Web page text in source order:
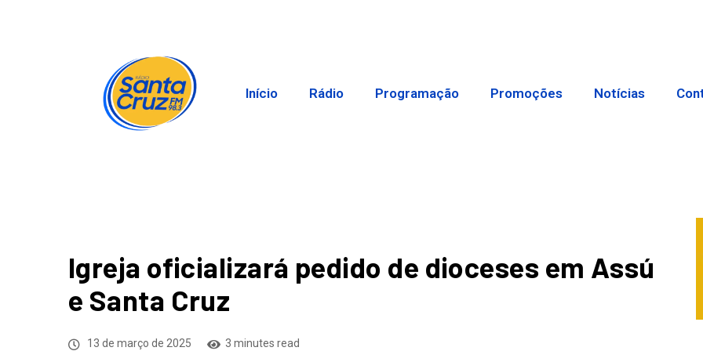
Início Rádio Programação Promoções Notícias
Igreja oficializará pedido de dioceses em Assú
e Santa Cruz
13 de março de 2025 3 minutes read